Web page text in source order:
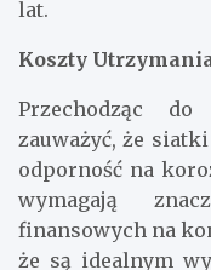
lat.
Koszty
Przechodząc
zauważyć, że
odporność na
wymagają
finansowych na
że są idealnym